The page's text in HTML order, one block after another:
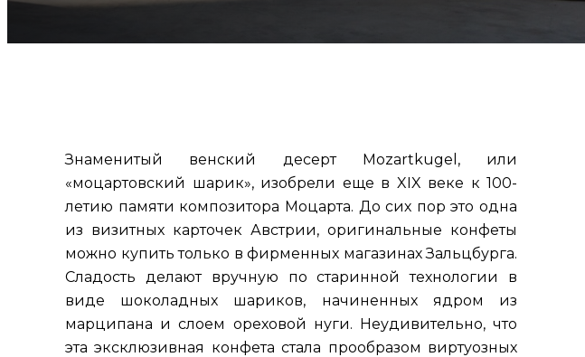
Знаменитый венский десерт Mozartkugel, или
«моцартовский шарик», изобрели еще в XIX веке к 100-
летию памяти композитора Моцарта. До сих пор это одна
из визитных карточек Австрии, оригинальные конфеты
можно купить только в фирменных магазинах Зальцбурга.
Сладость делают вручную по старинной технологии в
виде шоколадных шариков, начиненных ядром из
марципана и слоем ореховой нуги. Неудивительно, что
эта эксклюзивная конфета стала прообразом виртуозных